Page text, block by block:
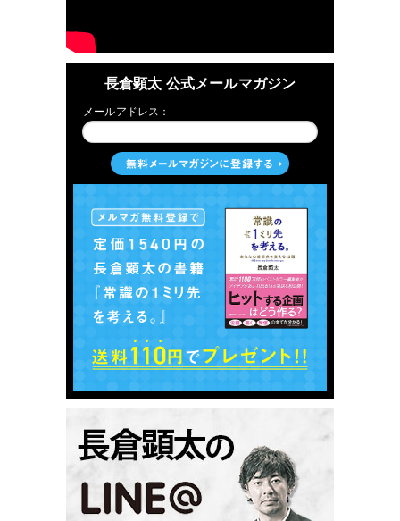
長倉顕太 公式メールマガジン
メールアドレス：